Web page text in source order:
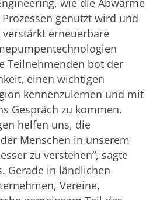
wie die Abwärme
genutzt wird und
erneuerbare
Teilnehmenden bot der
einen wichtigen
kennenzulernen und mit
Gespräch zu kommen.
helfen uns, die
Menschen in unserem
zu verstehen“, sagte
Gerade in ländlichen
Vereine,